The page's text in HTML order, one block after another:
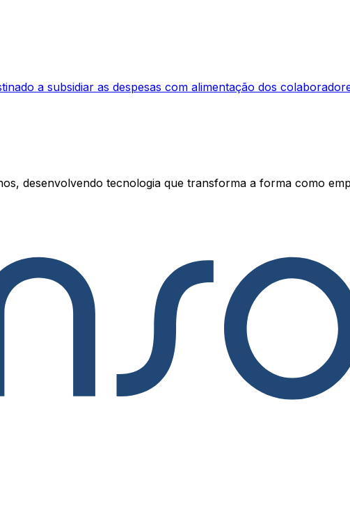
a subsidiar as despesas com alimentação dos
desenvolvendo tecnologia que transforma a forma como